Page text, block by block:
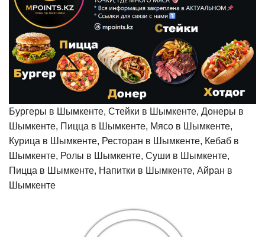
Бургеры в Шымкенте, Стейки в Шымкенте, Донеры в
Шымкенте, Пицца в Шымкенте, Мясо в Шымкенте,
Курица в Шымкенте, Ресторан в Шымкенте, Кебаб в
Шымкенте, Ролы в Шымкенте, Суши в Шымкенте,
Пицца в Шымкенте, Напитки в Шымкенте, Айран в
Шымкенте